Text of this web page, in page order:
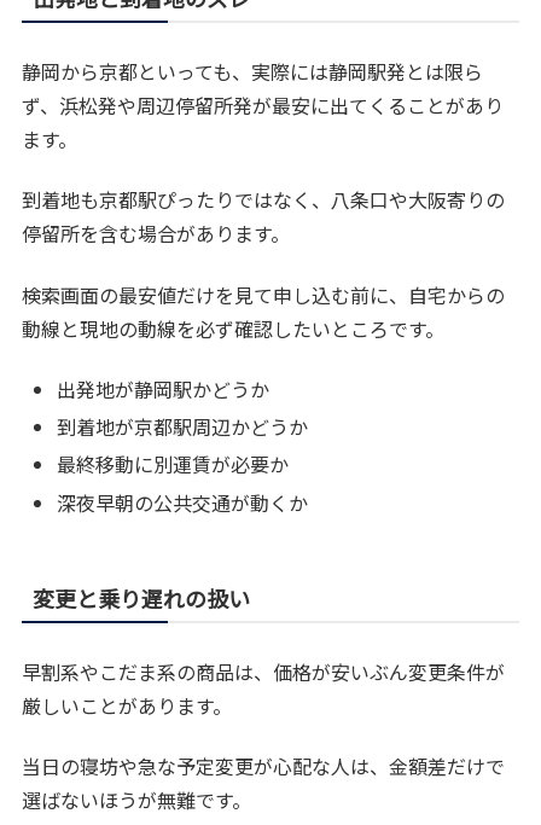
静岡から京都といっても、実際には静岡駅発とは限ら
ず、浜松発や周辺停留所発が最安に出てくることがあり
ます。
到着地も京都駅ぴったりではなく、八条口や大阪寄りの
停留所を含む場合があります。
検索画面の最安値だけを見て申し込む前に、自宅からの
動線と現地の動線を必ず確認したいところです。
出発地が静岡駅かどうか
到着地が京都駅周辺かどうか
最終移動に別運賃が必要か
深夜早朝の公共交通が動くか
変更と乗り遅れの扱い
早割系やこだま系の商品は、価格が安いぶん変更条件が
厳しいことがあります。
当日の寝坊や急な予定変更が心配な人は、金額差だけで
選ばないほうが無難です。